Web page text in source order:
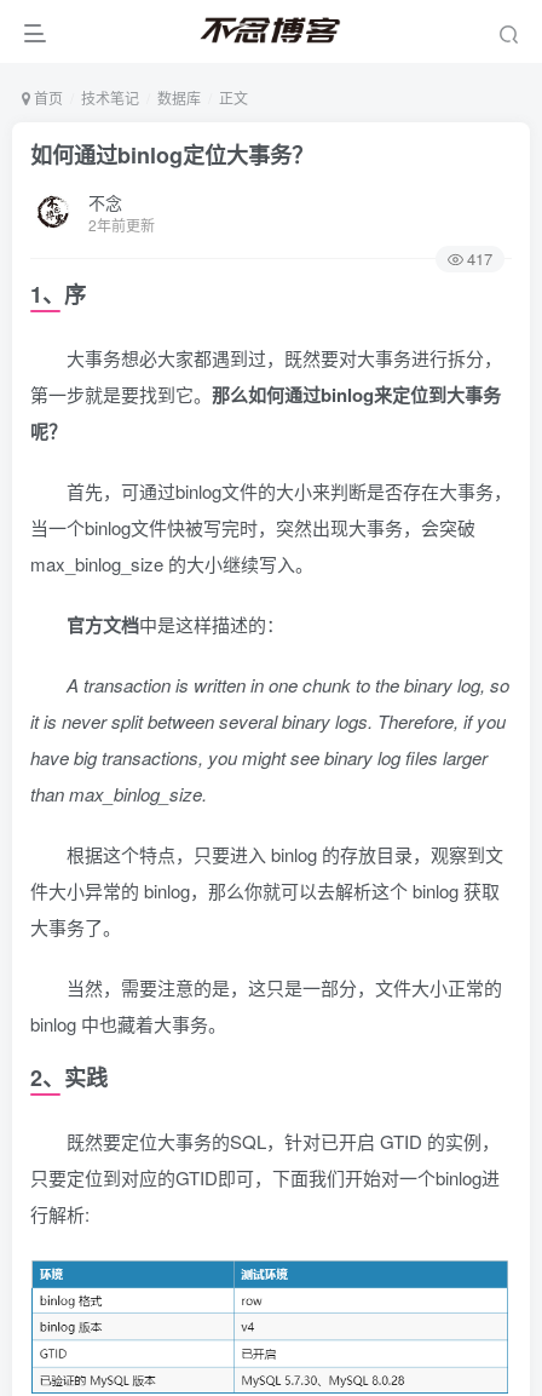
首页 技术笔记 数据库 正文
如何通过binlog定位大事务？
不念
2年前更新
417
1、序
大事务想必大家都遇到过，既然要对大事务进行拆分，
第一步就是要找到它。 那么如何通过binlog来定位到大事务
呢？
首先，可通过binlog文件的大小来判断是否存在大事务，
当一个binlog文件快被写完时，突然出现大事务，会突破
max_binlog_size 的大小继续写入。
官方文档中是这样描述的：
A transaction is written in one chunk to the binary log, so
it is never split between several binary logs. Therefore, if you
have big transactions, you might see binary log files larger
than max_binlog_size.
根据这个特点，只要进入 binlog 的存放目录，观察到文
件大小异常的 binlog，那么你就可以去解析这个 binlog 获取
大事务了。
当然，需要注意的是，这只是一部分，文件大小正常的
binlog 中也藏着大事务。
2、实践
既然要定位大事务的SQL，针对已开启 GTID 的实例，
只要定位到对应的GTID即可，下面我们开始对一个binlog进
行解析: